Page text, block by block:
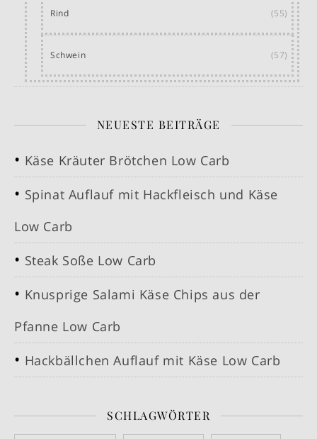
Rind (55)
Schwein (57)
NEUESTE BEITRÄGE
Käse Kräuter Brötchen Low Carb
Spinat Auflauf mit Hackfleisch und Käse
Low Carb
Steak Soße Low Carb
Knusprige Salami Käse Chips aus der
Pfanne Low Carb
Hackbällchen Auflauf mit Käse Low Carb
SCHLAGWÖRTER